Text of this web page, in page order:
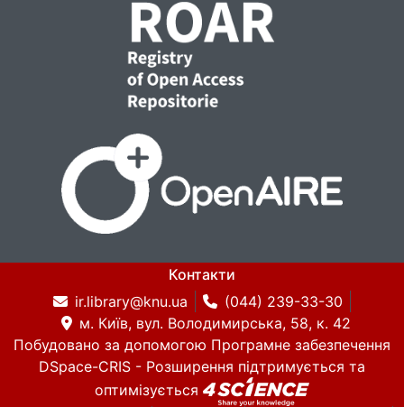
Контакти
ir.library@knu.ua
(044) 239-33-30
м. Київ, вул. Володимирська, 58, к. 42
Побудовано за допомогою Програмне забезпечення
DSpace-CRIS - Розширення підтримується та
оптимізується